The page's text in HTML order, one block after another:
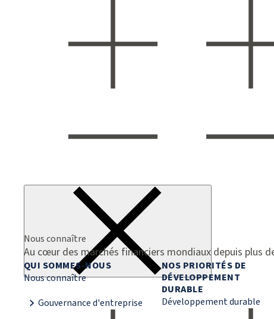
Nous connaître
Au cœur des marchés financiers mondiaux depuis plus
QUI SOMMES-NOUS
Nous connaître
Gouvernance d'entreprise
NOS PRIORITÉS DE
DÉVELOPPEMENT
DURABLE
Développement durable